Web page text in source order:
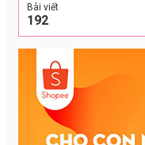
Bài viết
192